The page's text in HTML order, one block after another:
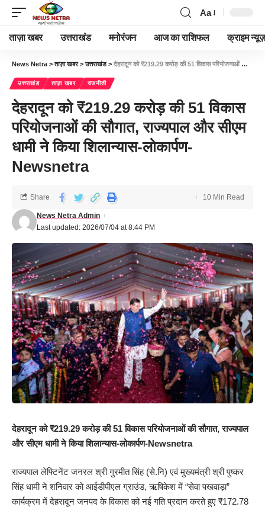
Aa
ताज़ा खबर उत्तराखंड मनोरंजन आज का राशिफल क्राइम न्यूज़
News Netra >ताज़ा खबर>उत्तराखंड> देहरादून को ₹219.29 करोड़ की 51 विकास परियोजनाओं की सौगात, राज्यपाल और सीएम धामी ने किया शिलान्यास-लोकार्पण-Newsnetra
उत्तराखंड ताज़ा खबर राजनीती
देहरादून को ₹219.29 करोड़ की 51 विकास
परियोजनाओं की सौगात, राज्यपाल और सीएम
धामी ने किया शिलान्यास-लोकार्पण-
Newsnetra
Last updated: 2026/07/04 at 8:44 PM
News Netra Admin
Share 10 Min Read
देहरादून को ₹219.29 करोड़ की 51 विकास परियोजनाओं की सौगात, राज्यपाल
और सीएम धामी ने किया शिलान्यास-लोकार्पण-Newsnetra
राज्यपाल लेफ्टिनेंट जनरल श्री गुरमीत सिंह (से.नि) एवं मुख्यमंत्री श्री पुष्कर
सिंह धामी ने शनिवार को आईडीपीएल ग्राउंड, ऋषिकेश में “सेवा पखवाड़ा”
कार्यक्रम में देहरादून जनपद के विकास को नई गति प्रदान करते हुए ₹172.78